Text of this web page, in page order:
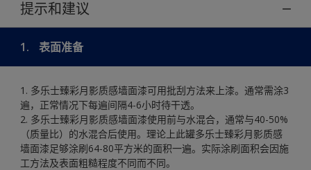
提示和建议
1. 表面准备
1. 多乐士臻彩月影质感墙面漆可用批刮方法来上漆。通常需涂3
遍，正常情况下每遍间隔4-6小时待干透。
2. 多乐士臻彩月影质感墙面漆使用前与水混合，通常与40-50%
（质量比）的水混合后使用。理论上此罐多乐士臻彩月影质感
墙面漆足够涂刷64-80平方米的面积一遍。实际涂刷面积会因施
工方法及表面粗糙程度不同而不同。